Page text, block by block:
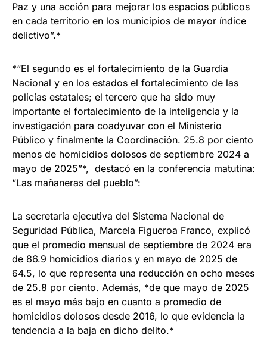
Paz y una acción para mejorar los espacios públicos
en cada territorio en los municipios de mayor índice
delictivo”.*
*“El segundo es el fortalecimiento de la Guardia
Nacional y en los estados el fortalecimiento de las
policías estatales; el tercero que ha sido muy
importante el fortalecimiento de la inteligencia y la
investigación para coadyuvar con el Ministerio
Público y finalmente la Coordinación. 25.8 por ciento
menos de homicidios dolosos de septiembre 2024 a
mayo de 2025”*, destacó en la conferencia matutina:
“Las mañaneras del pueblo”:
La secretaria ejecutiva del Sistema Nacional de
Seguridad Pública, Marcela Figueroa Franco, explicó
que el promedio mensual de septiembre de 2024 era
de 86.9 homicidios diarios y en mayo de 2025 de
64.5, lo que representa una reducción en ocho meses
de 25.8 por ciento. Además, *de que mayo de 2025
es el mayo más bajo en cuanto a promedio de
homicidios dolosos desde 2016, lo que evidencia la
tendencia a la baja en dicho delito.*